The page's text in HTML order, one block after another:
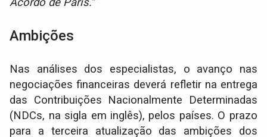
Ambições
Nas análises dos especialistas, o avanço nas
negociações financeiras deverá refletir na entrega
das Contribuições Nacionalmente Determinadas
(NDCs, na sigla em inglês), pelos países. O prazo
para a terceira atualização das ambições dos